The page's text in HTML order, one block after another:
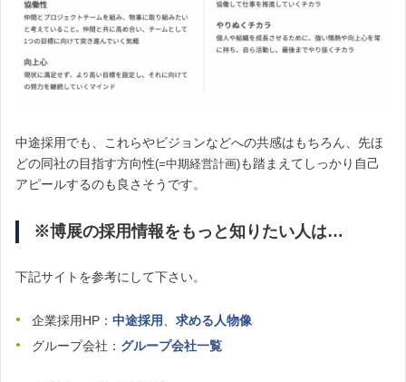
中途採用でも、これらやビジョンなどへの共感はもちろん、先ほ
どの同社の目指す方向性(=中期経営計画)も踏まえてしっかり自己
アピールするのも良さそうです。
※博展の採用情報をもっと知りたい人は…
下記サイトを参考にして下さい。
企業採用HP： 中途採用
求める人物像
グループ会社： グループ会社一覧